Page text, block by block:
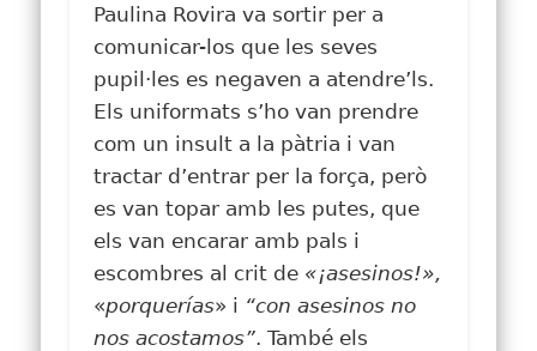
Paulina Rovira va sortir per a
comunicar-los que les seves
pupil·les es negaven a atendre’ls.
Els uniformats s’ho van prendre
com un insult a la pàtria i van
tractar d’entrar per la força, però
es van topar amb les putes, que
els van encarar amb pals i
escombres al crit de «¡asesinos!»,
«porquerías» i “con asesinos no
nos acostamos”. També els